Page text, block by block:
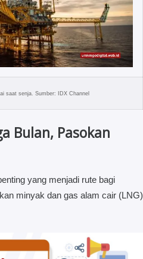
saat senja. Sumber: IDX Channel
Bulan, Pasokan
yang menjadi rute bagi
minyak dan gas alam cair (LNG)